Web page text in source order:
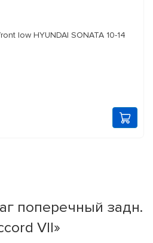
10-14
поперечный задн.
VII»